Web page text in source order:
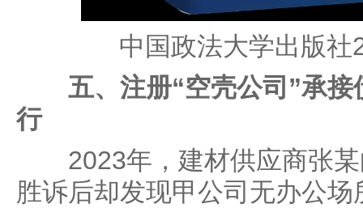
中国政法大学出版社
五、注册“空壳公司”承
行
2023年，建材供应商张某
胜诉后却发现甲公司无办公